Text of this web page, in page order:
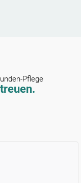
Pflege